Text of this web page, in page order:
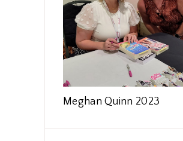
Meghan Quinn 2023